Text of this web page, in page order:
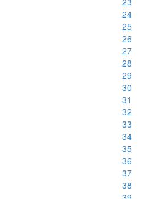
24
25
26
27
28
29
30
31
32
33
34
35
36
37
38